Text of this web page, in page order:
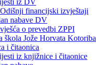
iz DV
financijski izvještaji
nabave DV
o prevedbi ZPPI
škola Jože Horvata Kotoriba
i čitaonica
iz knjižnice i čitaonice